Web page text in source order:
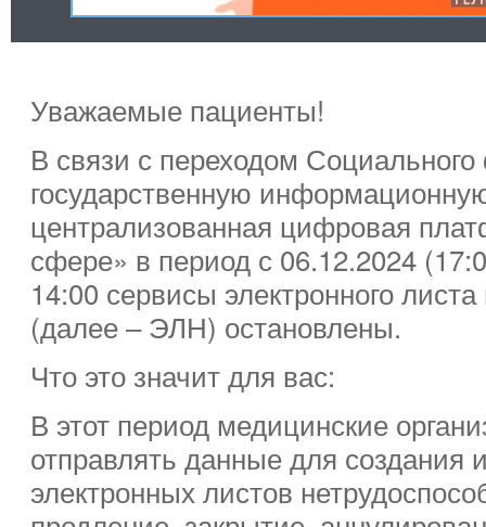
Уважаемые пациенты!
В связи с переходом
государственную
централизованная цифровая
сфере» в период с 06.12.2024
14:00 сервисы электронного
(далее – ЭЛН) остановлены.
Что это значит для вас:
В этот период медицинские
отправлять данные для создания
электронных листов